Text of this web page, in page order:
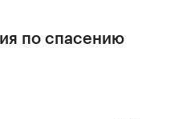
по спасению